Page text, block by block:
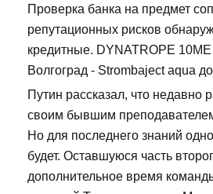
Проверка банка на предмет
репутационных рисков
кредитные. DYNATROPE
Волгоград - Strombaject aqua
Путин рассказал, что недавно
своим бывшим
Но для последнего знаний
будет. Оставшуюся часть
дополнительное время